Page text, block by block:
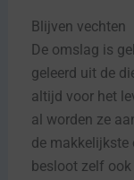
Blijven vechten
De omslag is
geleerd uit de
altijd voor het
al worden ze
de makkelijkste
besloot zelf